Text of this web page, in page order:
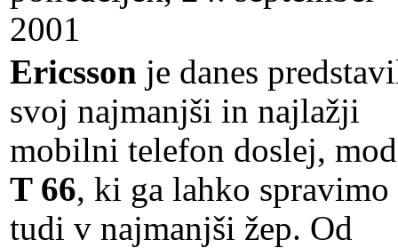
2001
Ericsson je danes
svoj najmanjši in najlažji
mobilni telefon doslej,
T 66, ki ga lahko spravimo
tudi v najmanjši žep. Od